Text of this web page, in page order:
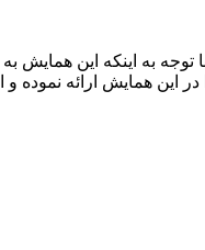
،دبیرخانه دائمی کنفرانس برگزار خواهد شد.با
این همایش ارائه نموده و